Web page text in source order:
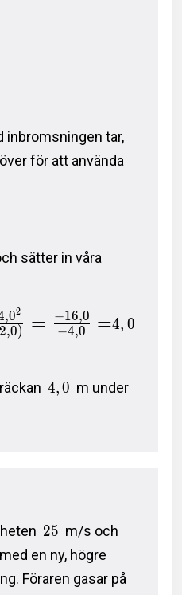
inbromsningen tar,
för att använda
sätter in våra
2,0)
,02
= −4,0
−16,0 =4, 0
4,0 m under
25 m/s och
en ny, högre
Föraren gasar på